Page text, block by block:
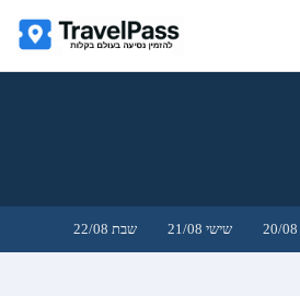
שישי 21/08 שבת 22/08